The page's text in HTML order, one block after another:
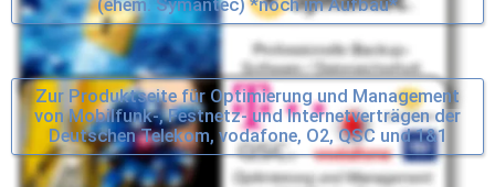
(ehem. Symantec) *noch im Aufbau*
Zur Produktseite für Optimierung und Management
von Mobilfunk-, Festnetz- und Internetverträgen der
Deutschen Telekom, vodafone, O2, QSC und 1&1